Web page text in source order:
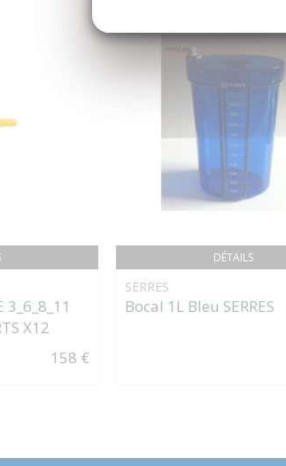
3_6_8_11
X12
158 €
DÉTAILS
SERRES
Bocal 1L Bleu SERRES